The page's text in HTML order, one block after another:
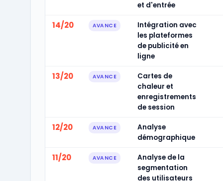
et d'entrée
14/20 AVANCE
Intégration avec
les plateformes
de publicité en
ligne
13/20 AVANCE
Cartes de
chaleur et
enregistrements
de session
12/20 AVANCE
Analyse
démographique
11/20 AVANCE
Analyse de la
segmentation
des utilisateurs